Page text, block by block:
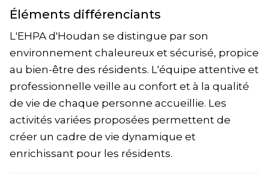
Éléments différenciants
L'EHPA d'Houdan se distingue par son
environnement chaleureux et sécurisé, propice
au bien-être des résidents. L'équipe attentive et
professionnelle veille au confort et à la qualité
de vie de chaque personne accueillie. Les
activités variées proposées permettent de
créer un cadre de vie dynamique et
enrichissant pour les résidents.